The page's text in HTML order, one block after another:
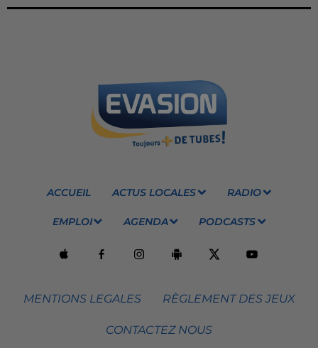
ACCUEIL ACTUS LOCALES RADIO
EMPLOI AGENDA PODCASTS
MENTIONS LEGALES RÈGLEMENT DES JEUX
CONTACTEZ NOUS